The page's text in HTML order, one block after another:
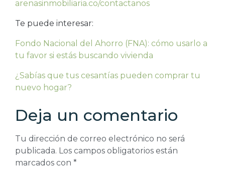
arenasinmobiliaria.co/contactanos
Te puede interesar:
Fondo Nacional del Ahorro (FNA): cómo usarlo a
tu favor si estás buscando vivienda
¿Sabías que tus cesantías pueden comprar tu
nuevo hogar?
Deja un comentario
Tu dirección de correo electrónico no será
publicada. Los campos obligatorios están
marcados con *